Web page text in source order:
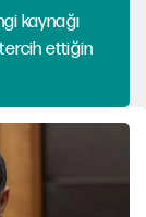
kaynağı
ettiğin